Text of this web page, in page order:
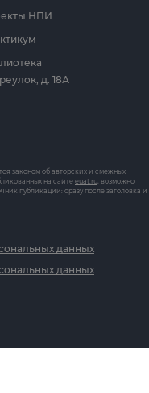
НПИ
д. 18А
законом об авторских и смежных
на сайте euat.ru, возможно
публикации: сразу после заголовка и
данных
данных